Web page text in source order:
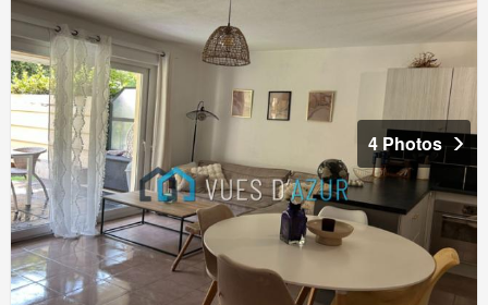
4 Photos